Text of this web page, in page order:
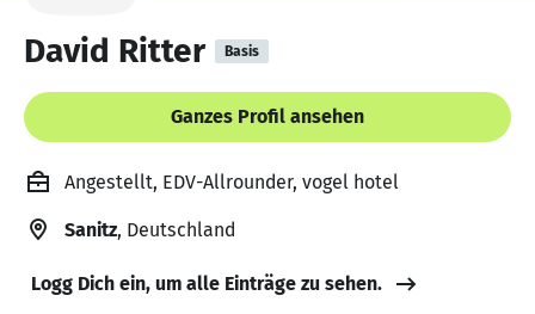
David Ritter Basis
Ganzes Profil ansehen
Angestellt, EDV-Allrounder, vogel hotel
Sanitz, Deutschland
Logg Dich ein, um alle Einträge zu sehen.